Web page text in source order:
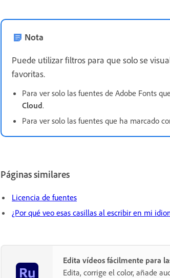
Nota
Puede utilizar filtros para que solo se
favoritas.
Para ver solo las fuentes de Adobe Fonts
Cloud.
Para ver solo las fuentes que ha marcado
Páginas similares
Licencia de fuentes
¿Por qué veo esas casillas al escribir en mi
Edita vídeos fácilmente para
Edita, corrige el color, añade